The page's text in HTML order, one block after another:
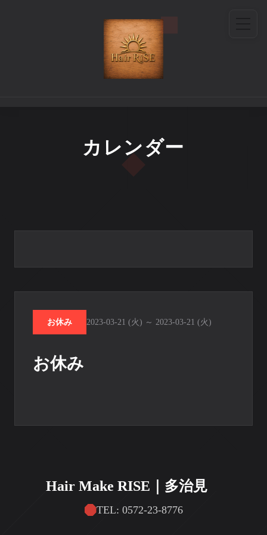
カレンダー
お休み 2023-03-21 (火) ～ 2023-03-21 (火)
お休み
Hair Make RISE｜多治見
TEL: 0572-23-8776